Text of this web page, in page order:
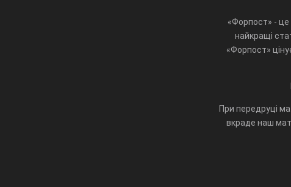
«Форпост» - це
найкращі
«Форпост»
При передруці
вкраде наш